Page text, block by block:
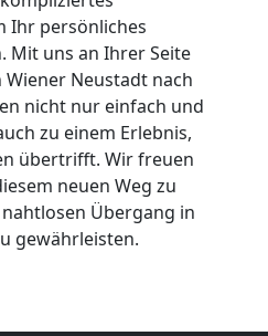
Ihr persönliches
Mit uns an Ihrer Seite
Neustadt nach
nicht nur einfach und
zu einem Erlebnis,
übertrifft. Wir freuen
neuen Weg zu
Übergang in
gewährleisten.